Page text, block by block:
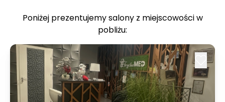
Poniżej prezentujemy salony z miejscowości w
pobliżu: